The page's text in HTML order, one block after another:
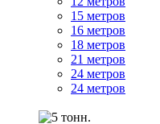
15 метров
16 метров
18 метров
21 метров
24 метров
24 метров